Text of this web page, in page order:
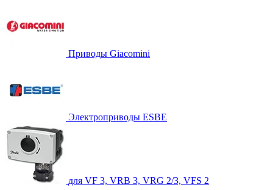
Приводы Giacomini
Электроприводы ESBE
для VF 3, VRB 3, VRG 2/3, VFS 2